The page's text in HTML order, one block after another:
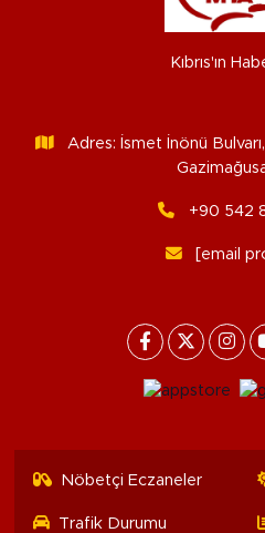
Kıbrıs'ın
Adres: İsmet İnönü
+90 542
[email
Nöbetçi Eczaneler
Trafik Durumu